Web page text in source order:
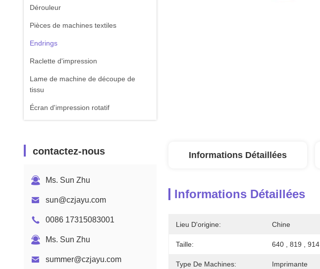
Dérouleur
Pièces de machines textiles
Endrings
Raclette d'impression
Lame de machine de découpe de
tissu
Écran d'impression rotatif
contactez-nous
Ms. Sun Zhu
sun@czjayu.com
0086 17315083001
Ms. Sun Zhu
summer@czjayu.com
Informations Détaillées
Informations Détaillées
Lieu D'origine: Chine
Taille: 640 , 819 , 914
Type De Machines: Imprimante